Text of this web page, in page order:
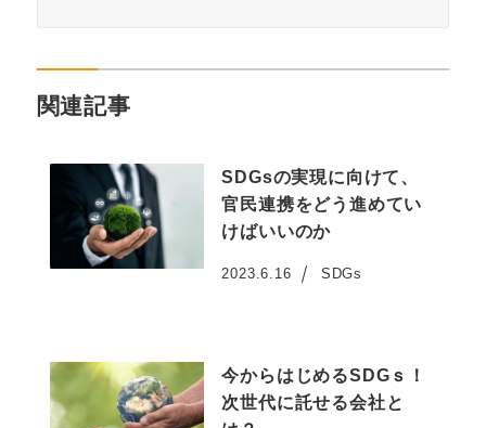
関連記事
SDGsの実現に向けて、
官民連携をどう進めてい
けばいいのか
投稿日
2023.6.16 SDGs
今からはじめるSDGｓ！
次世代に託せる会社と